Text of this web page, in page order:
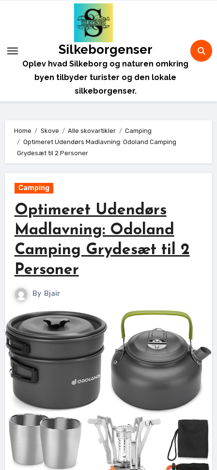
Silkeborgenser
Oplev hvad Silkeborg og naturen omkring
byen tilbyder turister og den lokale
silkeborgenser.
Home Skove Alle skovartikler
Camping
Optimeret Udendørs Madlavning: Odoland Camping
Grydesæt til 2 Personer
Camping
Optimeret Udendørs
Madlavning: Odoland
Camping Grydesæt til 2
Personer
By Bjair